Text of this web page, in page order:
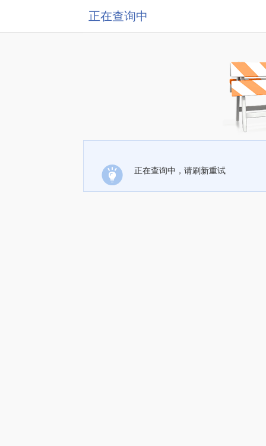
正在查询中
正在查询中，请刷新重试